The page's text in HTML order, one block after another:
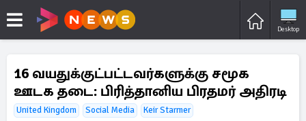
Desktop
16 வயதுக்குட்பட்டவர்களுக்கு சமூக
ஊடக தடை: பிரித்தானிய பிரதமர் அதிரடி
United Kingdom Social Media
Keir Starmer